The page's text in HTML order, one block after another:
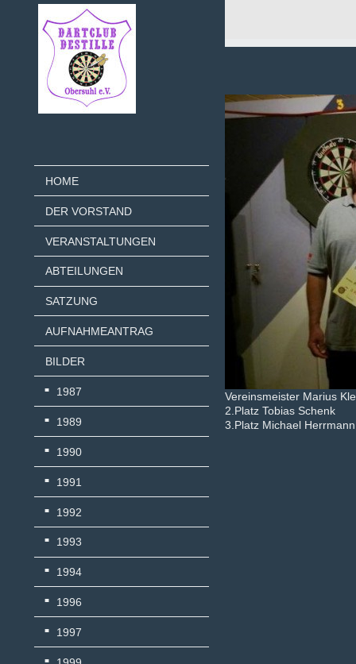
HOME
DER VORSTAND
VERANSTALTUNGEN
ABTEILUNGEN
SATZUNG
AUFNAHMEANTRAG
BILDER
1987
1989
1990
1991
1992
1993
1994
1996
1997
Vereinsmeister Marius
2.Platz Tobias Schenk
3.Platz Michael Herrmann